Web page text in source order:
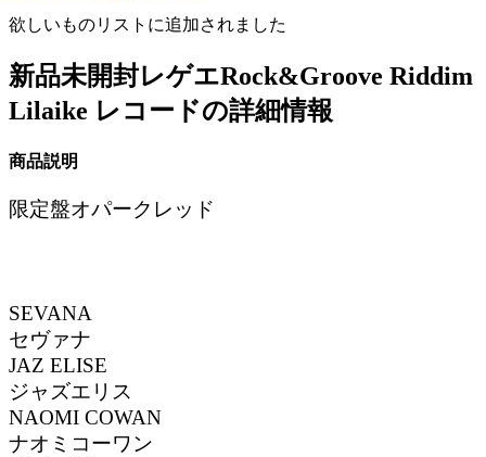
欲しいものリストに追加されました
新品未開封レゲエRock&Groove Riddim
Lilaike レコードの詳細情報
商品説明
限定盤オパークレッド
SEVANA
セヴァナ
JAZ ELISE
ジャズエリス
NAOMI COWAN
ナオミコーワン